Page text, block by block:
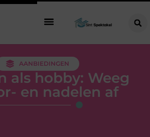
AANBIEDINGEN
als hobby: Weeg
en nadelen af